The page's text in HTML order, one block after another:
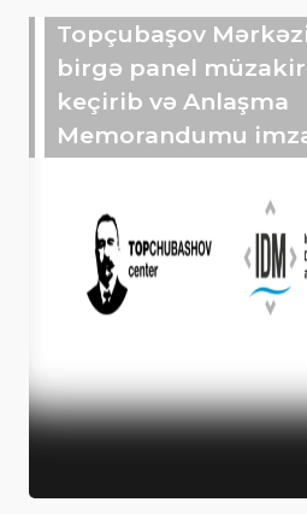
Topçubaşov
birgə panel
keçirib və Anlaşma
Memorandumu